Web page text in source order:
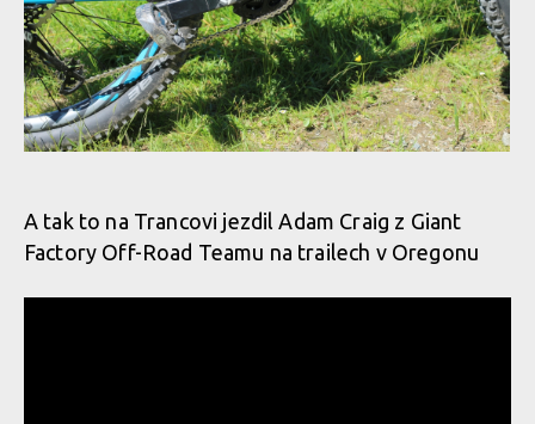
Giant Trance- SRAM Eagle
A tak to na Trancovi jezdil Adam Craig z Giant
Factory Off-Road Teamu na trailech v Oregonu